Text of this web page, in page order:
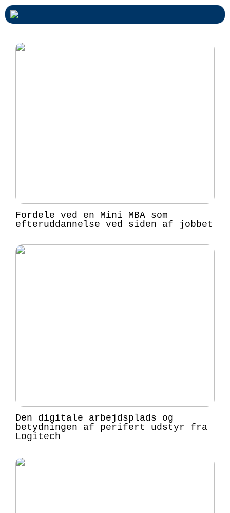
Fordele ved en Mini MBA som
efteruddannelse ved siden af jobbet
Den digitale arbejdsplads og
betydningen af perifert udstyr fra
Logitech